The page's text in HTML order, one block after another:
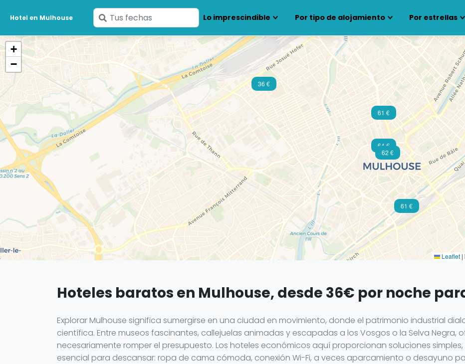
Hotel en Mulhouse
Ingresa
tus
fechas
Lo imprescindible Por tipo de alojamiento Por estrellas
36 €
61 €
61 €
62 €
64 €
+
−
Leaflet |
Hoteles baratos en Mulhouse, desde 36€ por noche
Explorar Mulhouse significa sumergirse en una ciudad en movimiento, donde el patrimonio industrial
científica. Entre museos fascinantes, callejuelas animadas y escapadas a los Vosgos o la Selva Negra,
necesariamente romper el presupuesto. Los hoteles económicos aquí proporcionan soluciones
esencial para descansar: ropa de cama cómoda, conexión Wi-Fi, a veces aparcamiento o desayuno